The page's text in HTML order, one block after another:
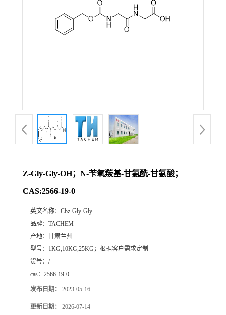
Z-Gly-Gly-OH；N-苄氧羰基-甘氨酰-甘氨酸；
CAS:2566-19-0
英文名称： Cbz-Gly-Gly
品牌： TACHEM
产地： 甘肃兰州
型号： 1KG;10KG;25KG；根据客户需求定制
货号： /
cas： 2566-19-0
发布日期： 2023-05-16
更新日期： 2026-07-14